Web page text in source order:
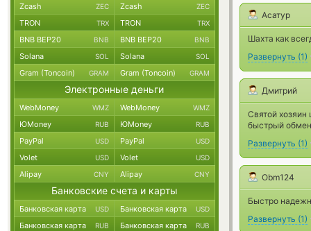
Асатур
Шахта как
Развернуть (1)
Дмитрий
Святой
быстрый
Развернуть (1)
Obm124
Быстро
Развернуть (1)
Zcash ZEC Zcash ZEC
TRON TRX TRON TRX
BNB BEP20 BNB BNB BEP20 BNB
Solana SOL Solana SOL
Gram (Toncoin) GRAM Gram (Toncoin) GRAM
Электронные деньги
WebMoney WMZ WebMoney WMZ
ЮMoney RUB ЮMoney RUB
PayPal USD PayPal USD
Volet USD Volet USD
Alipay CNY Alipay CNY
Банковские счета и карты
Банковская карта USD Банковская карта USD
Банковская карта RUB Банковская карта RUB